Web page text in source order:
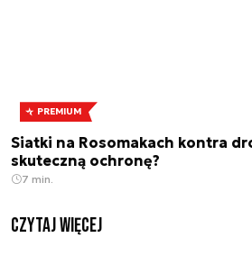
PREMIUM
Siatki na Rosomakach kontra
skuteczną ochronę?
7 min.
czytaj więcej